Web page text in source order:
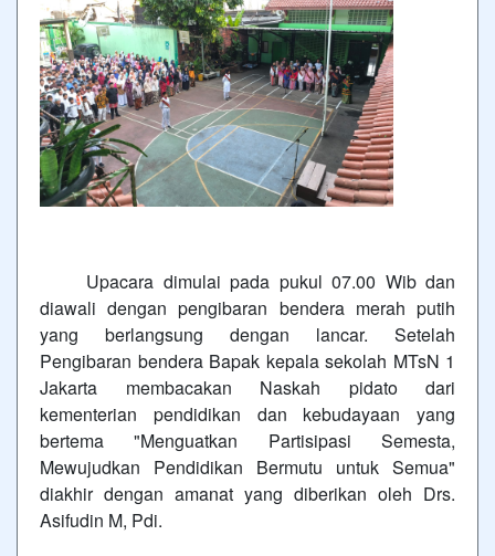
Upacara dimulai pada pukul 07.00 Wib dan
diawali dengan pengibaran bendera merah putih
yang berlangsung dengan lancar. Setelah
Pengibaran bendera Bapak kepala sekolah MTsN 1
Jakarta membacakan Naskah pidato dari
kementerian pendidikan dan kebudayaan yang
bertema "Menguatkan Partisipasi Semesta,
Mewujudkan Pendidikan Bermutu untuk Semua"
diakhir dengan amanat yang diberikan oleh Drs.
Asifudin M, Pdi.